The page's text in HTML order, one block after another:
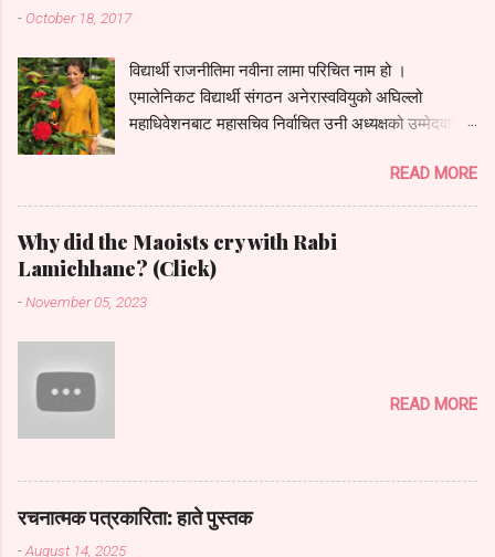
- October 18, 2017
विद्यार्थी राजनीतिमा नवीना लामा परिचित नाम हो ।
एमालेनिकट विद्यार्थी संगठन अनेरास्ववियुको अघिल्लो
महाधिवेशनबाट महासचिव निर्वाचित उनी अध्यक्षको उम्मेदवारको
आफू महासचिवमै सीमित हुनुपरेको उनको भनाइ छ । संगठनले
माघमा राष्ट्रिय सम्मेलन घोषणा गरेसँगै उनी फेरि अध्यक्षको
दौडमा देखिएकी छिन् (बनिन् पनि- ब्ल.)। संगठनको इतिहासमा
पहिलोपटक उत्पीडित तामाङ समुदायबाट महिला अध्यक्ष बन्न
लागेको दावी प्रस्तुत गर्दै उनले रातोपाटी गेस्ट रुममा आफ्ना
राजनीतिक जीवनका उतारचढाव यसरी प्रस्तुत गरिन् : नयाँले
सुविधा थिए । सीमित भौतिक पूर्वाधारबीच सिर्जनशील
कक्षामा पढदैथें । त्यस्तैमा एकदिन केही नयाँ मान्छे स्कुलमा
READ MORE
Why did the Maoists cry with Rabi
Lamichhane? (Click)
-November 05, 2023
READ MORE
रचनात्मक पत्रकारिता: हाते पुस्तक
-August 14, 2025